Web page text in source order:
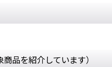
品を紹介しています）